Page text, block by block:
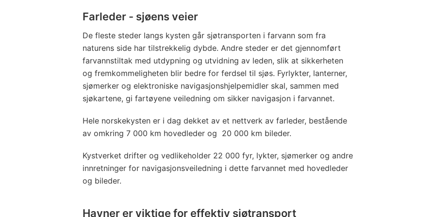
Farleder - sjøens veier
De fleste steder langs kysten går sjøtransporten i farvann som fra
naturens side har tilstrekkelig dybde. Andre steder er det gjennomført
farvannstiltak med utdypning og utvidning av leden, slik at sikkerheten
og fremkommeligheten blir bedre for ferdsel til sjøs. Fyrlykter, lanterner,
sjømerker og elektroniske navigasjonshjelpemidler skal, sammen med
sjøkartene, gi fartøyene veiledning om sikker navigasjon i farvannet.
Hele norskekysten er i dag dekket av et nettverk av farleder, bestående
av omkring 7 000 km hovedleder og 20 000 km bileder.
Kystverket drifter og vedlikeholder 22 000 fyr, lykter, sjømerker og andre
innretninger for navigasjonsveiledning i dette farvannet med hovedleder
og bileder.
Havner er viktige for effektiv sjøtransport